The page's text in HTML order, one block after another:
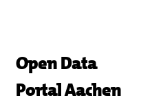
Open Data
Portal Aachen